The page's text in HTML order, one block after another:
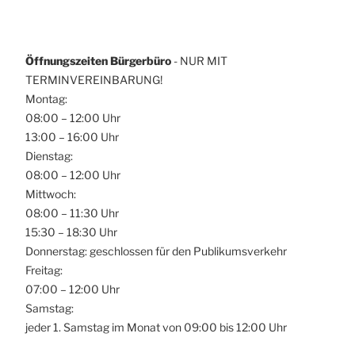
Öffnungszeiten Bürgerbüro - NUR MIT
TERMINVEREINBARUNG!
Montag:
08:00 – 12:00 Uhr
13:00 – 16:00 Uhr
Dienstag:
08:00 – 12:00 Uhr
Mittwoch:
08:00 – 11:30 Uhr
15:30 – 18:30 Uhr
Donnerstag: geschlossen für den Publikumsverkehr
Freitag:
07:00 – 12:00 Uhr
Samstag:
jeder 1. Samstag im Monat von 09:00 bis 12:00 Uhr